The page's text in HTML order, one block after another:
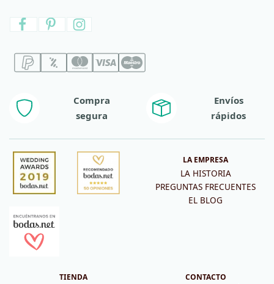
Compra
segura
Envíos
rápidos
LA EMPRESA
LA HISTORIA
PREGUNTAS FRECUENTES
EL BLOG
TIENDA CONTACTO